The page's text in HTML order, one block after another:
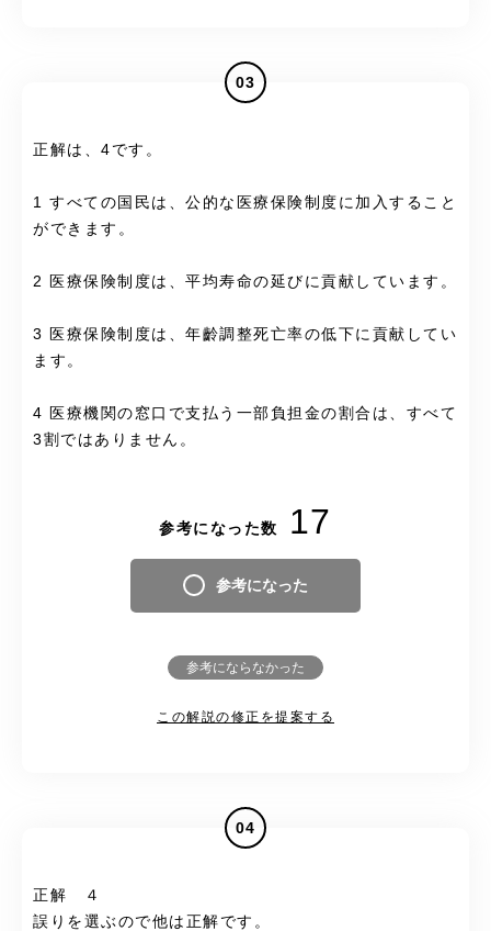
03
正解は、4です。
1 すべての国民は、公的な医療保険制度に加入すること
ができます。
2 医療保険制度は、平均寿命の延びに貢献しています。
3 医療保険制度は、年齡調整死亡率の低下に貢献してい
ます。
4 医療機関の窓口で支払う一部負担金の割合は、すべて
3割ではありません。
参考になった数 17
参考になった
参考にならなかった
この解説の修正を提案する
04
正解 ４
誤りを選ぶので他は正解です。